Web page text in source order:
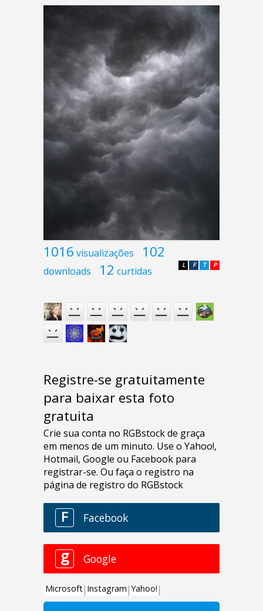
1016 visualizações 102
downloads 12 curtidas P
T
F
L
Registre-se gratuitamente
para baixar esta foto
gratuita